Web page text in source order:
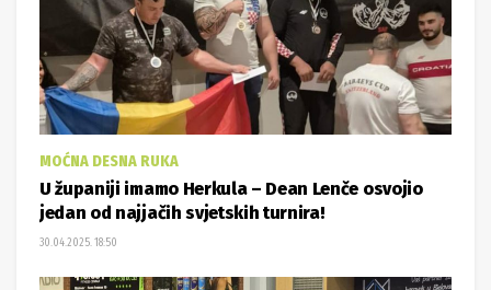
MOĆNA DESNA RUKA
U županiji imamo Herkula – Dean Lenče osvojio
jedan od najjačih svjetskih turnira!
30.04.2025. 18:50